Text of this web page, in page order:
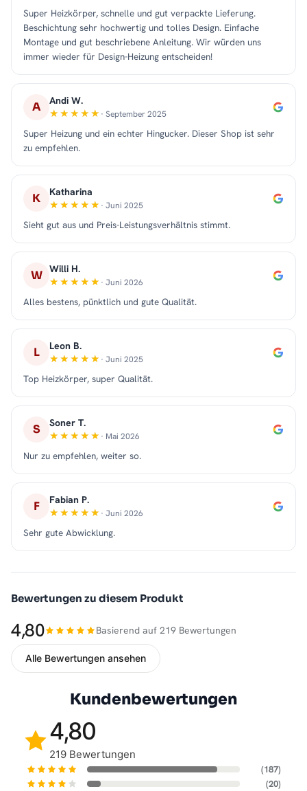
Super Heizkörper, schnelle und gut verpackte Lieferung.
Beschichtung sehr hochwertig und tolles Design. Einfache
Montage und gut beschriebene Anleitung. Wir würden uns
immer wieder für Design-Heizung entscheiden!
A Andi W.
· September 2025
Super Heizung und ein echter Hingucker. Dieser Shop ist sehr
zu empfehlen.
K Katharina
· Juni 2025
Sieht gut aus und Preis-Leistungsverhältnis stimmt.
W Willi H.
· Juni 2026
Alles bestens, pünktlich und gute Qualität.
L Leon B.
· Juni 2025
Top Heizkörper, super Qualität.
S Soner T.
· Mai 2026
Nur zu empfehlen, weiter so.
F Fabian P.
· Juni 2026
Sehr gute Abwicklung.
Bewertungen zu diesem Produkt
4,80 Basierend auf 219 Bewertungen
Alle Bewertungen ansehen
Kundenbewertungen
4,80
219 Bewertungen
(187)
(20)